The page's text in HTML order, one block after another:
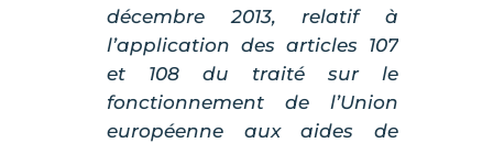
décembre 2013, relatif à
l’application des articles 107
et 108 du traité sur le
fonctionnement de l’Union
européenne aux aides de